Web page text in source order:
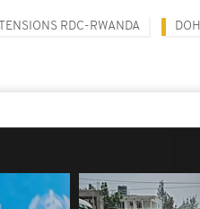
TENSIONS RDC-RWANDA